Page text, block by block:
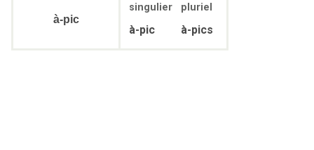
à-pic
singulier pluriel
à-pic à-pics